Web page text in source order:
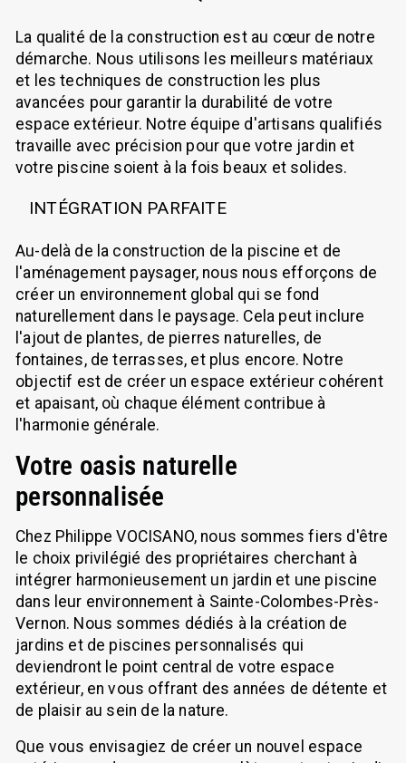
La qualité de la construction est au cœur de notre
démarche. Nous utilisons les meilleurs matériaux
et les techniques de construction les plus
avancées pour garantir la durabilité de votre
espace extérieur. Notre équipe d'artisans qualifiés
travaille avec précision pour que votre jardin et
votre piscine soient à la fois beaux et solides.
INTÉGRATION PARFAITE
Au-delà de la construction de la piscine et de
l'aménagement paysager, nous nous efforçons de
créer un environnement global qui se fond
naturellement dans le paysage. Cela peut inclure
l'ajout de plantes, de pierres naturelles, de
fontaines, de terrasses, et plus encore. Notre
objectif est de créer un espace extérieur cohérent
et apaisant, où chaque élément contribue à
l'harmonie générale.
Votre oasis naturelle
personnalisée
Chez Philippe VOCISANO, nous sommes fiers d'être
le choix privilégié des propriétaires cherchant à
intégrer harmonieusement un jardin et une piscine
dans leur environnement à Sainte-Colombes-Près-
Vernon. Nous sommes dédiés à la création de
jardins et de piscines personnalisés qui
deviendront le point central de votre espace
extérieur, en vous offrant des années de détente et
de plaisir au sein de la nature.
Que vous envisagiez de créer un nouvel espace